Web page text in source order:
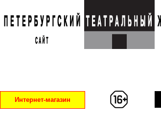
Интернет-магазин